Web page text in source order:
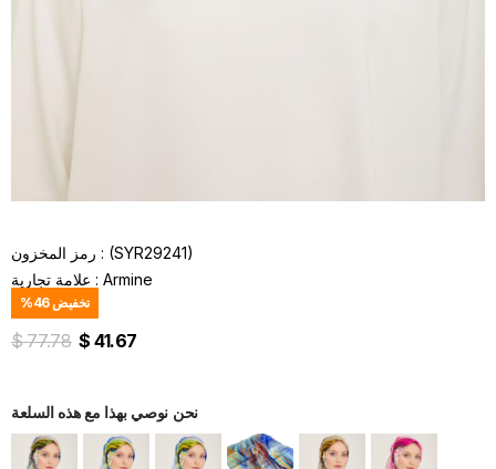
رمز المخزون
(SYR29241)
علامة تجارية : Armine
%46تخفيض
$ 77.78 $ 41.67
نحن نوصي بهذا مع هذه السلعة